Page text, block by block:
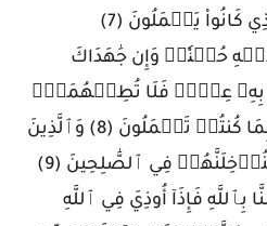
وَلَنَجۡزِيَنَّهُمۡ أَحۡسَنَ ٱلَّذِي كَانُواْ يَعۡمَلُونَ (7)
حُسۡنٗاۖ وَإِن جَٰهَدَاكَ
بِهِۦ عِلۡمٞ فَلَا تُطِعۡهُمَآۚ
إِلَيَّ مَرۡجِعُكُمۡ فَأُنَبِّئُكُم بِمَا كُنتُمۡ تَعۡمَلُونَ (8) وَٱلَّذِينَ
ءَامَنُواْ وَعَمِلُواْ ٱلصَّٰلِحَٰتِ لَنُدۡخِلَنَّهُمۡ فِي ٱلصَّٰلِحِينَ (9)
فَإِذَآ أُوذِيَ فِي ٱللَّهِ